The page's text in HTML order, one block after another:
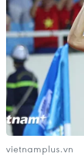
Các ngân
tốt hơn các
29/03/2023 04:51
Các nhà phân
bất động sản
sụt giảm nếu
cầu gây ra
vietnamplus.vn